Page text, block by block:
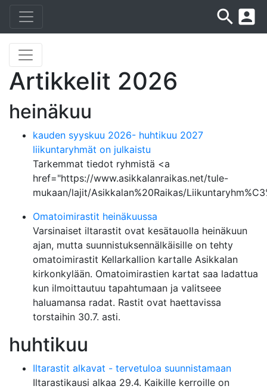
search account_box
Artikkelit 2026
heinäkuu
kauden syyskuu 2026- huhtikuu 2027
liikuntaryhmät on julkaistu
Tarkemmat tiedot ryhmistä <a
href="https://www.asikkalanraikas.net/tule-
mukaan/lajit/Asikkalan%20Raikas/
Omatoimirastit heinäkuussa
Varsinaiset iltarastit ovat kesätauolla heinäkuun
ajan, mutta suunnistuksennälkäisille on tehty
omatoimirastit Kellarkallion kartalle Asikkalan
kirkonkylään. Omatoimirastien kartat saa ladattua
kun ilmoittautuu tapahtumaan ja valitseee
haluamansa radat. Rastit ovat haettavissa
torstaihin 30.7. asti.
huhtikuu
Iltarastit alkavat - tervetuloa suunnistamaan
Iltarastikausi alkaa 29.4. Kaikille kerroille on